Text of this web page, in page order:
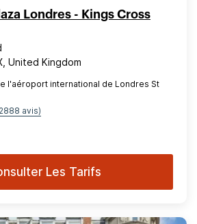
Londres - Kings Cross
United Kingdom
l'aéroport international de Londres St
avis)
Les Tarifs